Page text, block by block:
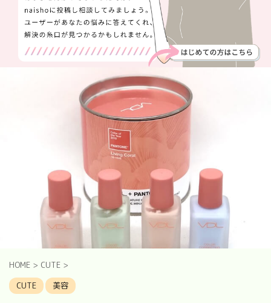
HOME > CUTE >
CUTE
美容